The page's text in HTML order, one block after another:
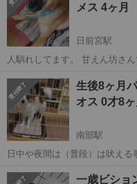
メス 4ヶ月
日前宮駅
人馴れしてます。 甘えん坊さんで
出向きます。 譲渡後も連絡可
🙇‍♀️ 家族の...
和歌山 和歌山市 日前宮駅
生後8ヶ月
オス 0才8ヶ
南部駅
日中や夜間は（普段）は吠え
グ癖がないので基本は決まった場
和歌山 和歌山市 南部駅
一歳ビショ